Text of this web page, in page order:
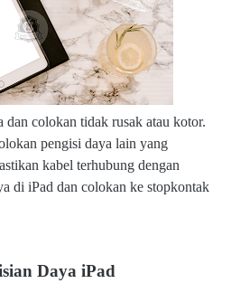
dan colokan tidak rusak atau kotor.
pengisi daya lain yang
kabel terhubung dengan
di iPad dan colokan ke stopkontak
Daya iPad